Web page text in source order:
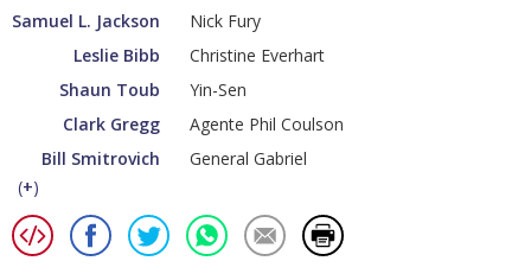
Samuel L. Jackson
Nick Fury
Leslie Bibb
Christine Everhart
Shaun Toub
Yin-Sen
Clark Gregg
Agente Phil Coulson
Bill Smitrovich
General Gabriel
(+)